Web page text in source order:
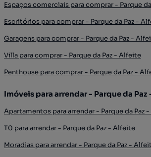
Espaços comerciais para comprar - Parque
Escritórios para comprar - Parque da Paz -
Garagens para comprar - Parque da Paz -
Villa para comprar - Parque da Paz - Alfeite
Penthouse para comprar - Parque da Paz -
Imóveis para arrendar - Parque da
Apartamentos para arrendar - Parque da Paz
T0 para arrendar - Parque da Paz - Alfeite
Moradias para arrendar - Parque da Paz -